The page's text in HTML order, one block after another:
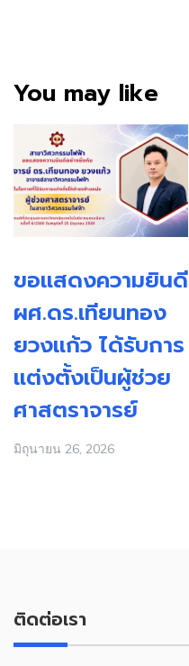
You may like
ขอแสดงความยินดี
ผศ.ดร.เทียนทอง
ยวงแก้ว ได้รับการ
แต่งตั้งเป็นผู้ช่วย
ศาสตราจารย์
มิถุนายน 26, 2026
ติดต่อเรา